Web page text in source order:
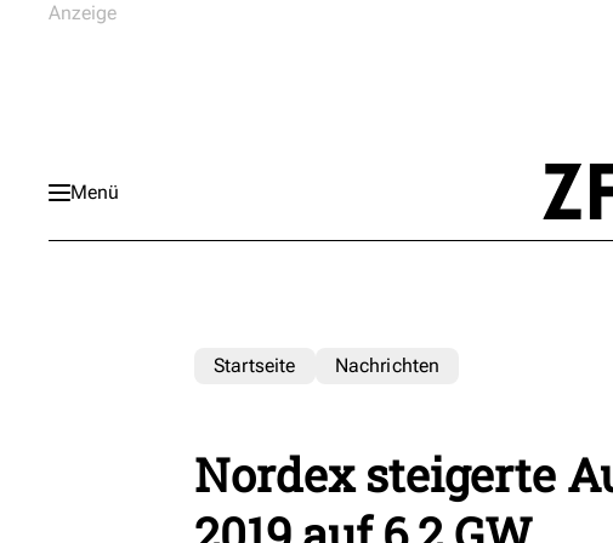
Menü
Startseite Nachrichten
Nordex steigerte